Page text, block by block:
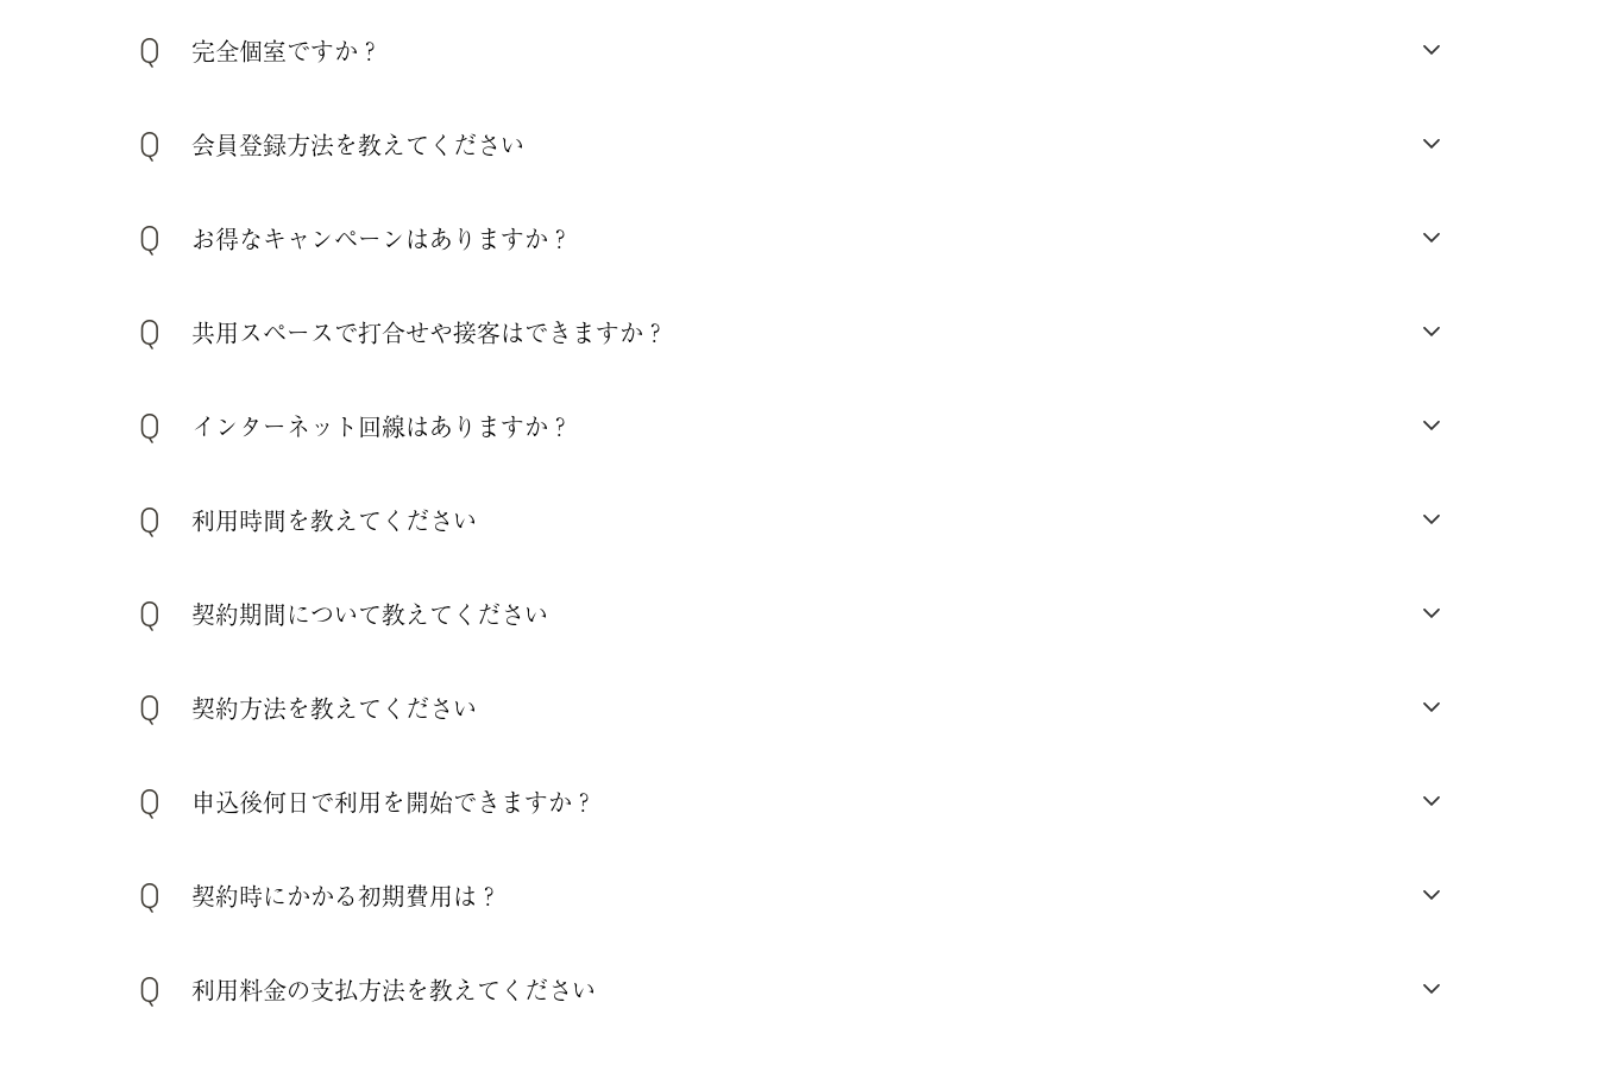
完全個室ですか？
会員登録方法を教えてください
お得なキャンペーンはありますか？
共用スペースで打合せや接客はできますか？
インターネット回線はありますか？
利用時間を教えてください
契約期間について教えてください
契約方法を教えてください
申込後何日で利用を開始できますか？
契約時にかかる初期費用は？
利用料金の支払方法を教えてください